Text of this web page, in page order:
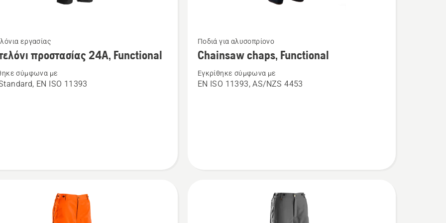
εργασίας
προστασίας 24Α, Functional
σύμφωνα με
EN ISO 11393
περισσότερες
λεπτομέρειες
για
Ποδιά για αλυσοπρίονο
Chainsaw chaps, Functional
Εγκρίθηκε σύμφωνα με
EN ISO 11393, AS/NZS 4453